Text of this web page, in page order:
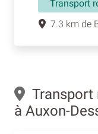
Transport
7.3 km de
Transport
à Auxon-